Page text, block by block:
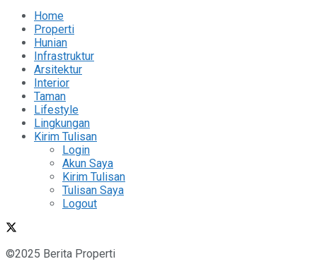
Home
Properti
Hunian
Infrastruktur
Arsitektur
Interior
Taman
Lifestyle
Lingkungan
Kirim Tulisan
Login
Akun Saya
Kirim Tulisan
Tulisan Saya
Logout
©2025 Berita Properti